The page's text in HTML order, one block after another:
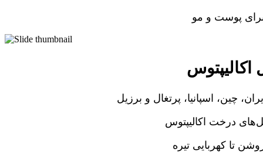
پوست و مو
چین، اسپانیا، پرتغال و برزیل
درخت اکالیپتوس
تا کهربایی تیره